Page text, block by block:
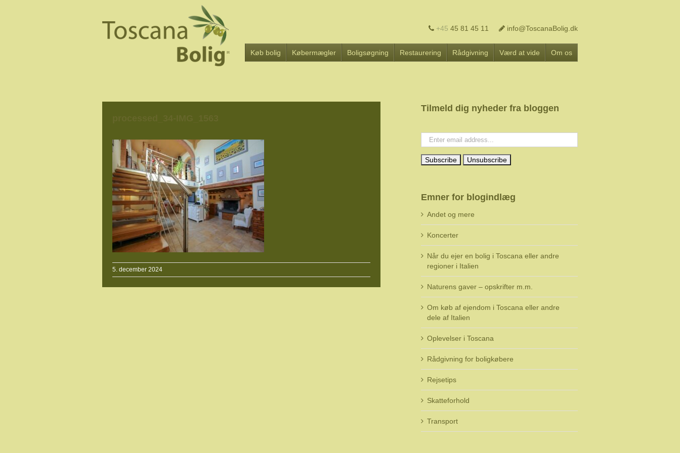
+45 45 81 45 11 info@ToscanaBolig.dk
Køb bolig Købermægler Boligsøgning Restaurering Rådgivning Værd at vide Om os
5. december 2024
Tilmeld dig nyheder fra bloggen
Emner for blogindlæg
Andet og mere
Koncerter
Når du ejer en bolig i Toscana eller andre
regioner i Italien
Naturens gaver – opskrifter m.m.
Om køb af ejendom i Toscana eller andre
dele af Italien
Oplevelser i Toscana
Rådgivning for boligkøbere
Rejsetips
Skatteforhold
Transport